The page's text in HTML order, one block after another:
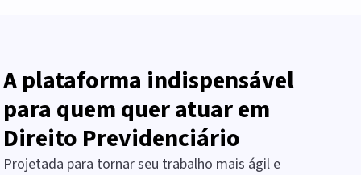
A plataforma indispensável
para quem quer atuar em
Direito Previdenciário
Projetada para tornar seu trabalho mais ágil e